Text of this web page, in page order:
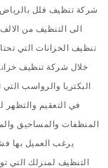
شركة تنظيف فلل بالرياض
الى التنظيف من
تنظيف الخزانات التي
خلال شركة تنظيف
البكتريا والرواسب
في التعقيم
المنظفات والمساحيق
يرغب العميل بها
التنظيف لمنزلك التي